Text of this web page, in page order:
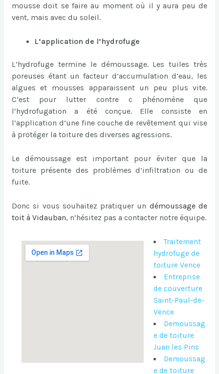
mousse doit se faire au moment où il y aura peu de
vent, mais avec du soleil.
L’application de l’hydrofuge
L’hydrofuge termine le démoussage. Les tuiles très
poreuses étant un facteur d’accumulation d’eau, les
algues et mousses apparaissent un peu plus vite.
C’est pour lutter contre c phénomène que
l’hydrofugation a été conçue. Elle consiste en
l’application d’une fine couche de revêtement qui vise
à protéger la toiture des diverses agressions.
Le démoussage est important pour éviter que la
toiture présente des problèmes d’infiltration ou de
fuite.
Donc si vous souhaitez pratiquer un démoussage de
toit à Vidauban, n’hésitez pas a contacter notre équipe.
Traitement
hydrofuge de
toiture Vence
Entreprise
de couverture
Saint-Paul-de-
Vence
Demoussag
e de toiture
Juan les Pins
Demoussag
e de toiture